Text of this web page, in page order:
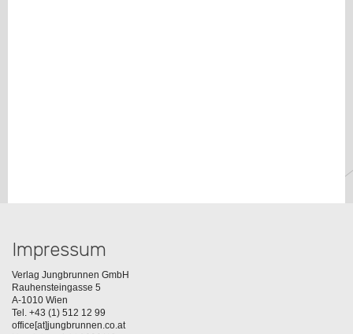
Impressum
Verlag Jungbrunnen GmbH
Rauhensteingasse 5
A-1010 Wien
Tel. +43 (1) 512 12 99
office[at]jungbrunnen.co.at